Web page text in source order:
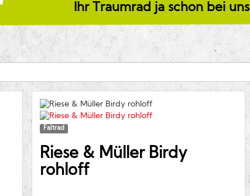
Ihr Traumrad ja schon bei uns
Faltrad
Riese & MüllerBirdy
rohloff